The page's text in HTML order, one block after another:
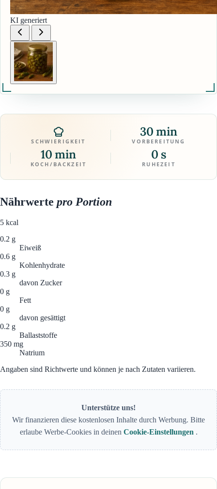
KI generiert
SCHWIERIGKEIT
30 min
VORBEREITUNG
10 min
KOCH/BACKZEIT
0 s
RUHEZEIT
Nährwerte pro Portion
5 kcal
0.2 g
Eiweiß
0.6 g
Kohlenhydrate
0.3 g
davon Zucker
0 g
Fett
0 g
davon gesättigt
0.2 g
Ballaststoffe
350 mg
Natrium
Angaben sind Richtwerte und können je nach Zutaten variieren.
Unterstütze uns!
Wir finanzieren diese kostenlosen Inhalte durch Werbung. Bitte
erlaube Werbe-Cookies in deinen Cookie-Einstellungen .